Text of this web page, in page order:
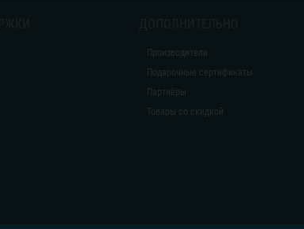
Производители
Подарочные сертификаты
Партнёры
Товары со скидкой